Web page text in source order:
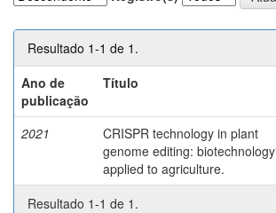
Resultado 1-1 de 1.
Ano de
publicação
Título
2021
CRISPR technology in plant
genome editing: biotechnology
applied to agriculture.
Resultado 1-1 de 1.